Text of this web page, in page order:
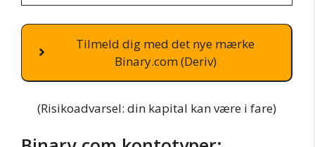
Tilmeld dig med det nye mærke
Binary.com (Deriv)
(Risikoadvarsel: din kapital kan være i fare)